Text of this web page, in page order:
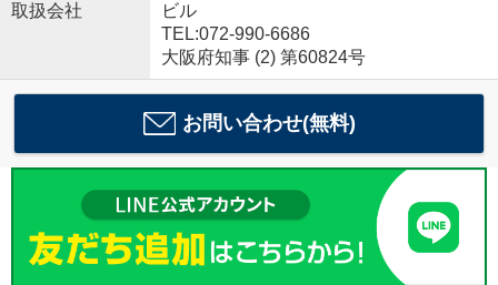
取扱会社
ビル
TEL:072-990-6686
大阪府知事 (2) 第60824号
お問い合わせ(無料)